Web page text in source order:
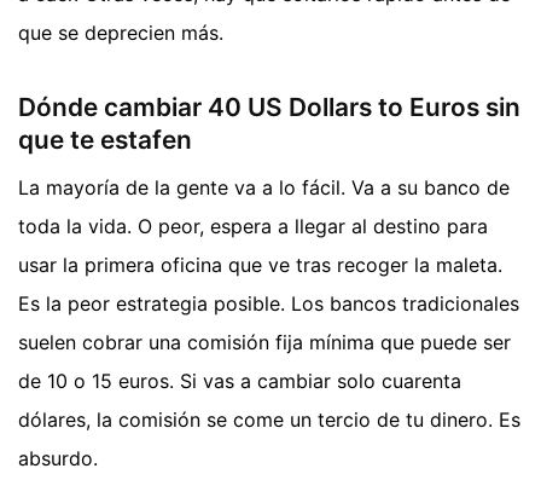
que se deprecien más.
Dónde cambiar 40 US Dollars to Euros sin
que te estafen
La mayoría de la gente va a lo fácil. Va a su banco de
toda la vida. O peor, espera a llegar al destino para
usar la primera oficina que ve tras recoger la maleta.
Es la peor estrategia posible. Los bancos tradicionales
suelen cobrar una comisión fija mínima que puede ser
de 10 o 15 euros. Si vas a cambiar solo cuarenta
dólares, la comisión se come un tercio de tu dinero. Es
absurdo.